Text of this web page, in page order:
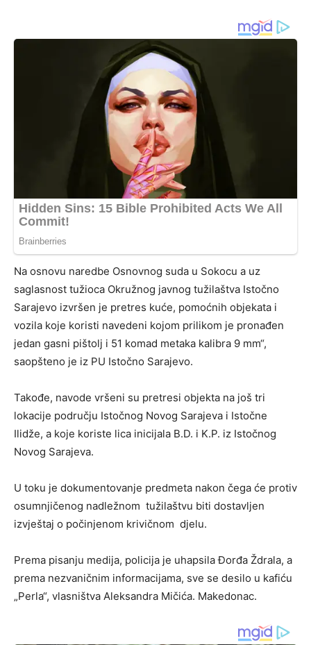
Na osnovu naredbe Osnovnog suda u Sokocu a uz
saglasnost tužioca Okružnog javnog tužilaštva Istočno
Sarajevo izvršen je pretres kuće, pomoćnih objekata i
vozila koje koristi navedeni kojom prilikom je pronađen
jedan gasni pištolj i 51 komad metaka kalibra 9 mm“,
saopšteno je iz PU Istočno Sarajevo.
Takođe, navode vršeni su pretresi objekta na još tri
lokacije području Istočnog Novog Sarajeva i Istočne
Ilidže, a koje koriste lica inicijala B.D. i K.P. iz Istočnog
Novog Sarajeva.
U toku je dokumentovanje predmeta nakon čega će protiv
osumnjičenog nadležnom tužilaštvu biti dostavljen
izvještaj o počinjenom krivičnom djelu.
Prema pisanju medija, policija je uhapsila Đorđa Ždrala, a
prema nezvaničnim informacijama, sve se desilo u kafiću
„Perla“, vlasništva Aleksandra Mičića. Makedonac.